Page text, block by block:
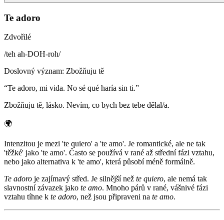
Te adoro
Zdvořilé
/teh ah-DOH-roh/
Doslovný význam: Zbožňuju tě
“Te adoro, mi vida. No sé qué haría sin ti.”
Zbožňuju tě, lásko. Nevím, co bych bez tebe dělal/a.
🌍
Intenzitou je mezi 'te quiero' a 'te amo'. Je romantické, ale ne tak
'těžké' jako 'te amo'. Často se používá v rané až střední fázi vztahu,
nebo jako alternativa k 'te amo', která působí méně formálně.
Te adoro je zajímavý střed. Je silnější než te quiero, ale nemá tak
slavnostní závazek jako te amo. Mnoho párů v rané, vášnivé fázi
vztahu tíhne k te adoro, než jsou připraveni na te amo.